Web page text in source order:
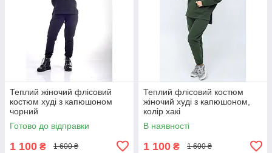
Теплий жіночий флісовий
костюм худі з капюшоном
чорний
Готово до відправки
1 100 ₴ 1 600 ₴
Теплий флісовий костюм
жіночий худі з капюшоном,
колір хакі
В наявності
1 100 ₴ 1 600 ₴